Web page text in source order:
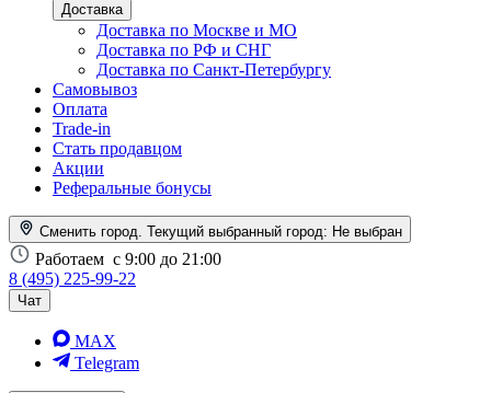
Доставка
Доставка по Москве и МО
Доставка по РФ и СНГ
Доставка по Санкт-Петербургу
Самовывоз
Оплата
Trade-in
Стать продавцом
Акции
Реферальные бонусы
Сменить город. Текущий выбранный город: Не выбран
Работаем с 9:00 до 21:00
8 (495) 225-99-22
Чат
MAX
Telegram